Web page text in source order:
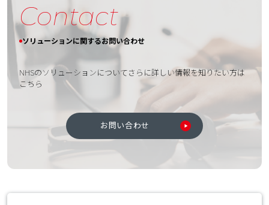
Contact
ソリューションに関するお問い合わせ
NHSのソリューションについてさらに詳しい情報を知りたい方は
こちら
お問い合わせ